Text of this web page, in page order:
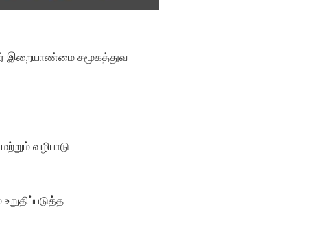
இறையாண்மை சமூகத்துவ
வழிபாடு